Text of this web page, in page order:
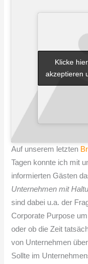
Klicke
akzeptieren
Klicke
akzeptieren
Auf unserem letzten
Tagen konnte ich mit
informierten Gästen
Unternehmen mit
sind dabei u.a. der
Corporate Purpose
oder ob die Zeit
von Unternehmen
Sollte im